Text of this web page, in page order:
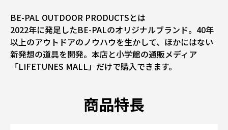
BE-PAL OUTDOOR PRODUCTSとは
2022年に発足したBE-PALのオリジナルブランド。40年
以上のアウトドアのノウハウを生かして、ほかにはない
新発想の道具を開発。本店と小学館の通販メディア
「LIFETUNES MALL」だけで購入できます。
商品特長